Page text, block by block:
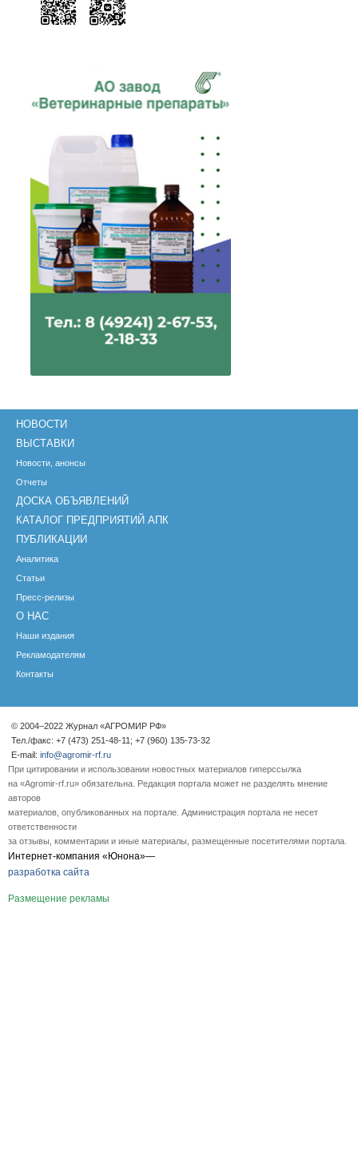
НОВОСТИ
ВЫСТАВКИ
Новости, анонсы
Отчеты
ДОСКА ОБЪЯВЛЕНИЙ
КАТАЛОГ ПРЕДПРИЯТИЙ АПК
ПУБЛИКАЦИИ
Аналитика
Статьи
Пресс-релизы
О НАС
Наши издания
Рекламодателям
Контакты
© 2004–2022 Журнал «АГРОМИР РФ»
Тел./факс: +7 (473) 251-48-11; +7 (960) 135-73-32
E-mail: info@agromir-rf.ru
При цитировании и использовании новостных материалов гиперссылка
на «Agromir-rf.ru» обязательна. Редакция портала может не разделять мнение
авторов
материалов, опубликованных на портале. Администрация портала не несет
ответственности
за отзывы, комментарии и иные материалы, размещенные посетителями портала.
Интернет-компания «Юнона»—
разработка сайта
Размещение рекламы